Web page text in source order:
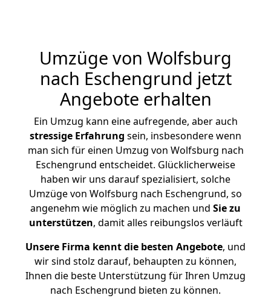
Umzüge von Wolfsburg
nach Eschengrund jetzt
Angebote erhalten
Ein Umzug kann eine aufregende, aber auch
stressige Erfahrung sein, insbesondere wenn
man sich für einen Umzug von Wolfsburg nach
Eschengrund entscheidet. Glücklicherweise
haben wir uns darauf spezialisiert, solche
Umzüge von Wolfsburg nach Eschengrund, so
angenehm wie möglich zu machen und Sie zu
unterstützen, damit alles reibungslos verläuft
Unsere Firma kennt die besten Angebote, und
wir sind stolz darauf, behaupten zu können,
Ihnen die beste Unterstützung für Ihren Umzug
nach Eschengrund bieten zu können.